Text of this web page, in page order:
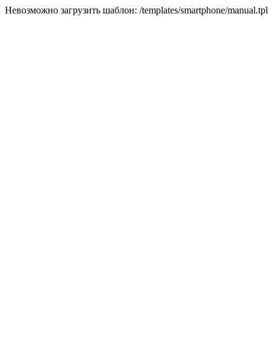
Невозможно загрузить шаблон: /templates/smartphone/manual.tpl